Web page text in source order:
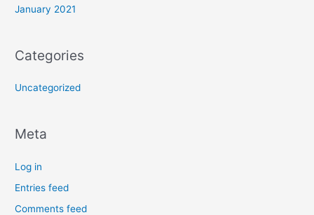
January 2021
Categories
Uncategorized
Meta
Log in
Entries feed
Comments feed